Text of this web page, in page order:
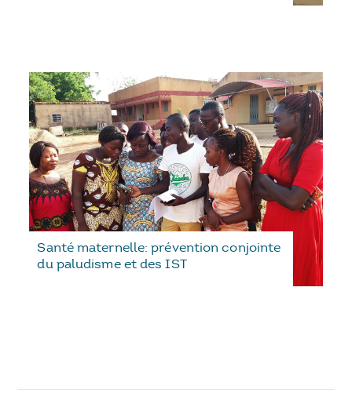
Santé maternelle: prévention conjointe
du paludisme et des IST